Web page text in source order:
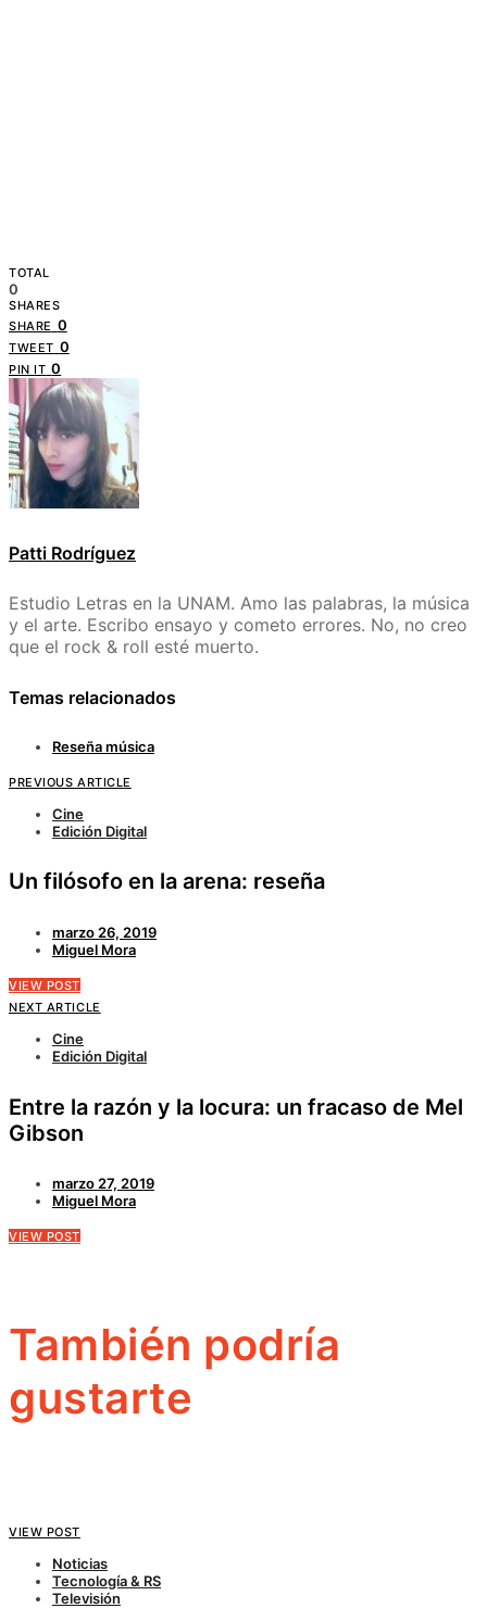
TOTAL
0
SHARES
SHARE 0
TWEET 0
PIN IT 0
Patti Rodríguez
Estudio Letras en la UNAM. Amo las palabras, la música
y el arte. Escribo ensayo y cometo errores. No, no creo
que el rock & roll esté muerto.
Temas relacionados
Reseña música
PREVIOUS ARTICLE
Cine
Edición Digital
Un filósofo en la arena: reseña
marzo 26, 2019
Miguel Mora
VIEW POST
NEXT ARTICLE
Cine
Edición Digital
Entre la razón y la locura: un fracaso de Mel
Gibson
marzo 27, 2019
Miguel Mora
VIEW POST
También podría
gustarte
VIEW POST
Noticias
Tecnología & RS
Televisión